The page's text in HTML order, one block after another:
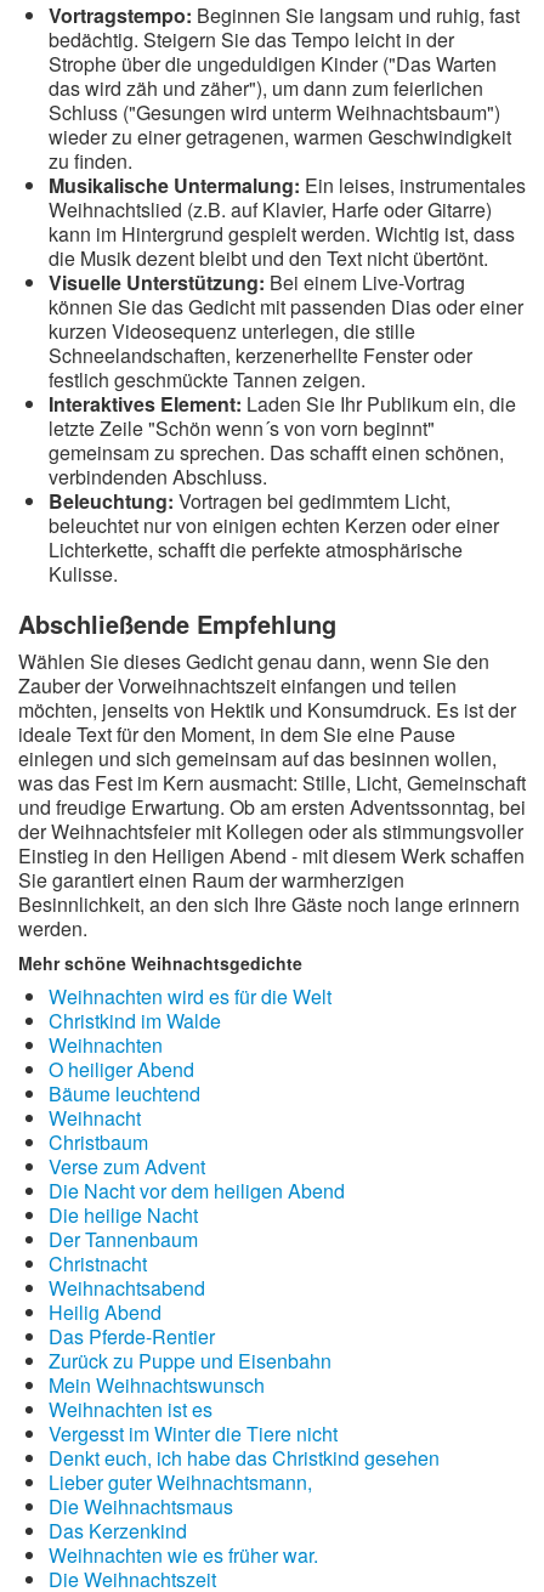
Vortragstempo: Beginnen Sie langsam und ruhig, fast
bedächtig. Steigern Sie das Tempo leicht in der
Strophe über die ungeduldigen Kinder ("Das Warten
das wird zäh und zäher"), um dann zum feierlichen
Schluss ("Gesungen wird unterm Weihnachtsbaum")
wieder zu einer getragenen, warmen Geschwindigkeit
zu finden.
Musikalische Untermalung: Ein leises, instrumentales
Weihnachtslied (z.B. auf Klavier, Harfe oder Gitarre)
kann im Hintergrund gespielt werden. Wichtig ist, dass
die Musik dezent bleibt und den Text nicht übertönt.
Visuelle Unterstützung: Bei einem Live-Vortrag
können Sie das Gedicht mit passenden Dias oder einer
kurzen Videosequenz unterlegen, die stille
Schneelandschaften, kerzenerhellte Fenster oder
festlich geschmückte Tannen zeigen.
Interaktives Element: Laden Sie Ihr Publikum ein, die
letzte Zeile "Schön wenn´s von vorn beginnt"
gemeinsam zu sprechen. Das schafft einen schönen,
verbindenden Abschluss.
Beleuchtung: Vortragen bei gedimmtem Licht,
beleuchtet nur von einigen echten Kerzen oder einer
Lichterkette, schafft die perfekte atmosphärische
Kulisse.
Abschließende Empfehlung
Wählen Sie dieses Gedicht genau dann, wenn Sie den
Zauber der Vorweihnachtszeit einfangen und teilen
möchten, jenseits von Hektik und Konsumdruck. Es ist der
ideale Text für den Moment, in dem Sie eine Pause
einlegen und sich gemeinsam auf das besinnen wollen,
was das Fest im Kern ausmacht: Stille, Licht, Gemeinschaft
und freudige Erwartung. Ob am ersten Adventssonntag, bei
der Weihnachtsfeier mit Kollegen oder als stimmungsvoller
Einstieg in den Heiligen Abend - mit diesem Werk schaffen
Sie garantiert einen Raum der warmherzigen
Besinnlichkeit, an den sich Ihre Gäste noch lange erinnern
werden.
Mehr schöne Weihnachtsgedichte
Weihnachten wird es für die Welt
Christkind im Walde
Weihnachten
O heiliger Abend
Bäume leuchtend
Weihnacht
Christbaum
Verse zum Advent
Die Nacht vor dem heiligen Abend
Die heilige Nacht
Der Tannenbaum
Christnacht
Weihnachtsabend
Heilig Abend
Das Pferde-Rentier
Zurück zu Puppe und Eisenbahn
Mein Weihnachtswunsch
Weihnachten ist es
Vergesst im Winter die Tiere nicht
Denkt euch, ich habe das Christkind gesehen
Lieber guter Weihnachtsmann,
Die Weihnachtsmaus
Das Kerzenkind
Weihnachten wie es früher war.
Die Weihnachtszeit